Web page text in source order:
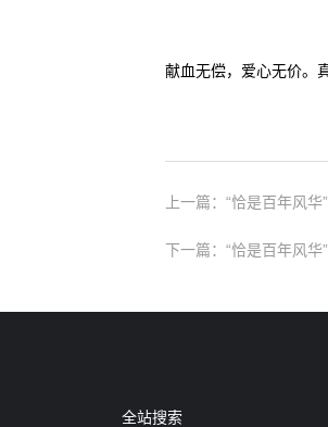
献血无偿，爱心无价。
上一篇：“恰是百年风
下一篇：“恰是百年风
全站搜索